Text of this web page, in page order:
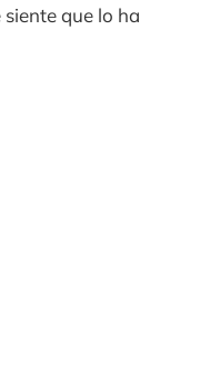
que lo ha